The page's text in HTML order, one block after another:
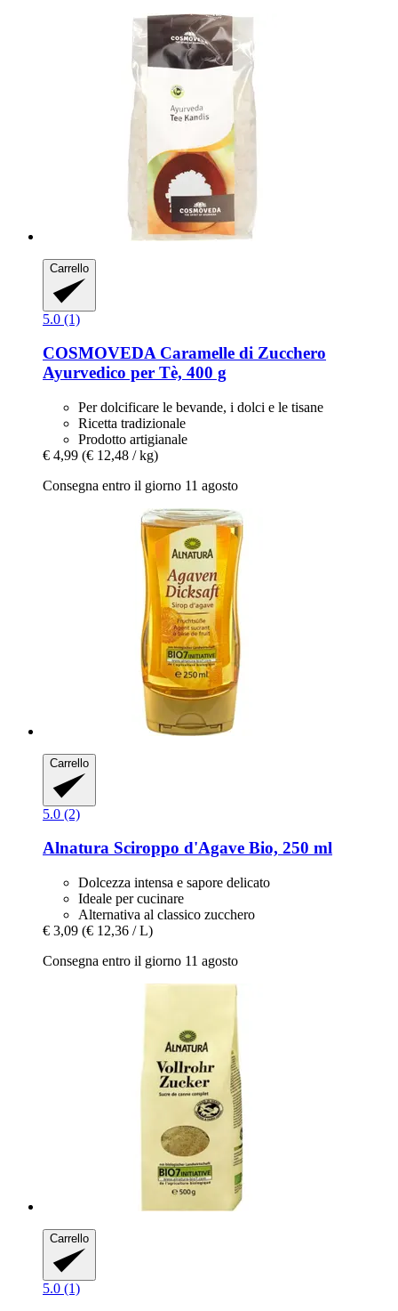
Carrello
5.0 (1)
COSMOVEDACaramelle di Zucchero
Ayurvedico per Tè, 400 g
Per dolcificare le bevande, i dolci e le tisane
Ricetta tradizionale
Prodotto artigianale
€ 4,99 (€ 12,48 / kg)
Consegna entro il giorno 11 agosto
Carrello
5.0 (2)
Alnatura Sciroppo d'Agave Bio, 250 ml
Dolcezza intensa e sapore delicato
Ideale per cucinare
Alternativa al classico zucchero
€ 3,09 (€ 12,36 / L)
Consegna entro il giorno 11 agosto
Carrello
5.0 (1)